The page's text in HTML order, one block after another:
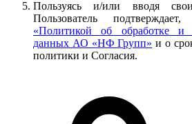
Пользуясь и/или вводя
Пользователь
«Политикой об обработке и
данных АО «НФ Групп» и о
политики и Согласия.